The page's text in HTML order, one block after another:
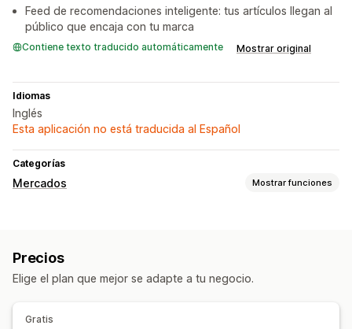
Feed de recomendaciones inteligente: tus artículos llegan al
público que encaja con tu marca
Contiene texto traducido automáticamente Mostrar original
Idiomas
Inglés
Esta aplicación no está traducida al Español
Categorías
Mercados Mostrar funciones
Selección de productos
Moneda local Traducción de feed
Subida masiva
Informes y estadísticas de publicaciones
Precios
Elige el plan que mejor se adapte a tu negocio.
Gratis